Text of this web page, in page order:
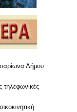
Δήμου
τηλεφωνικές